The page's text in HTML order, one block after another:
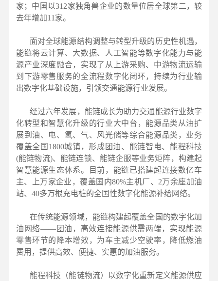
家；中国以312家独角兽企业的数量位居全球第二，较
去年增加11家。
面对全球能源结构调整与转型升级的历史性机遇，
能链将云计算、大数据、人工智能等数字化能力与能
源产业深度融合，实现了从上游采购、中游物流运输
到下游零售服务的全流程数字化闭环，持续为行业输
出数字化基础设施，引领交通能源行业发展。
经过六年发展，能链成长为助力交通能源行业数字
化转型和智慧化升级的行业大中台，能源品类从油扩
展到油、电、氢、气、风光储等综合能源品类，业务
覆盖全国1800城镇，形成团油、能链智电、能程科技
(能链物流)、能链连锁、能链企服等业务矩阵，构建起
智慧能源生态体系。目前，能链已搭建起连接数亿车
主、上万家企业，覆盖国内80%主机厂、2万余座加油
站、40多万根充电桩的全国性数字化能源补给网络。
在传统能源领域，能链构建起覆盖全国的数字化加
油网络——团油，高效连接能源供需两端，实现能源
零售环节的降本增效，为车主减少空驶率，降低燃油
费用，提供高效、便捷、实惠的加油服务。
能程科技（能链物流）以数字化重新定义能源供应